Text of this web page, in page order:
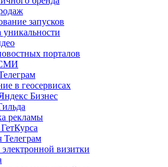
запусков
уникальности
порталов
СМИ
в геосервисах
Бизнес
рекламы
Телеграм
электронной визитки